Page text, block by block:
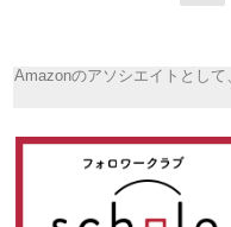
Amazonのアソシエイトとし